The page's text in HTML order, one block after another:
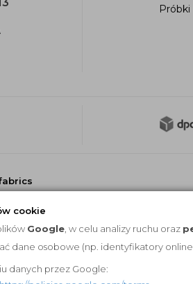
cookie
Google , w celu analizy ruchu oraz
dane osobowe (np. identyfikatory
danych przez Google: